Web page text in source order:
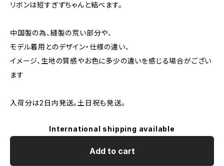
リボンは短すぎずちゃんと結べます。
中国製の為、縫製の荒い部分や、
モデル着用とのデザイン・仕様の違い、
イメージ、生地の質感やお色に多少の違いを感じる場合がござい
ます
入荷分は2日内発送。土日祝も発送。
International shipping available
Add to cart